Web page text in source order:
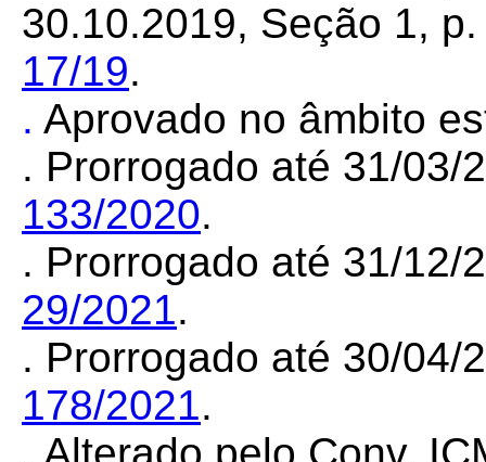
30.10.2019, Seção 1,
17/19.
. Aprovado no âmbito
. Prorrogado até 31/03/
133/2020.
. Prorrogado até 31/12/
29/2021.
. Prorrogado até 30/04/
178/2021.